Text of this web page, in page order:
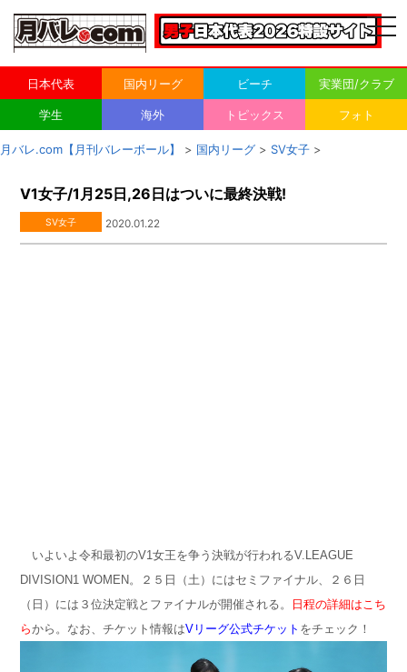
日本代表 国内リーグ ビーチ 実業団/クラブ
学生 海外 トピックス フォト
月バレ.com【月刊バレーボール】 > 国内リーグ > SV女子 >
V1女子/1月25日,26日はついに最終決戦!
SV女子 2020.01.22
いよいよ令和最初のV1女王を争う決戦が行われるV.LEAGUE
DIVISION1 WOMEN。２５日（土）にはセミファイナル、２６日
（日）には３位決定戦とファイナルが開催される。
日程の詳細はこち
らから。なお、チケット情報はVリーグ公式チケット をチェック！